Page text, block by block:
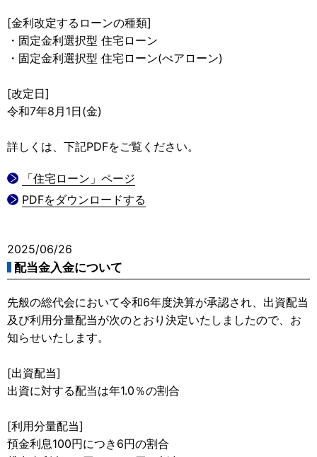
[金利改定するローンの種類]
・固定金利選択型 住宅ローン
・固定金利選択型 住宅ローン(ぺアローン)
[改定日]
令和7年8月1日(金)
詳しくは、下記PDFをご覧ください。
「住宅ローン」ページ
PDFをダウンロードする
2025/06/26
配当金入金について
先般の総代会において令和6年度決算が承認され、出資配当
及び利用分量配当が次のとおり決定いたしましたので、お
知らせいたします。
[出資配当]
出資に対する配当は年1.0％の割合
[利用分量配当]
預金利息100円につき6円の割合